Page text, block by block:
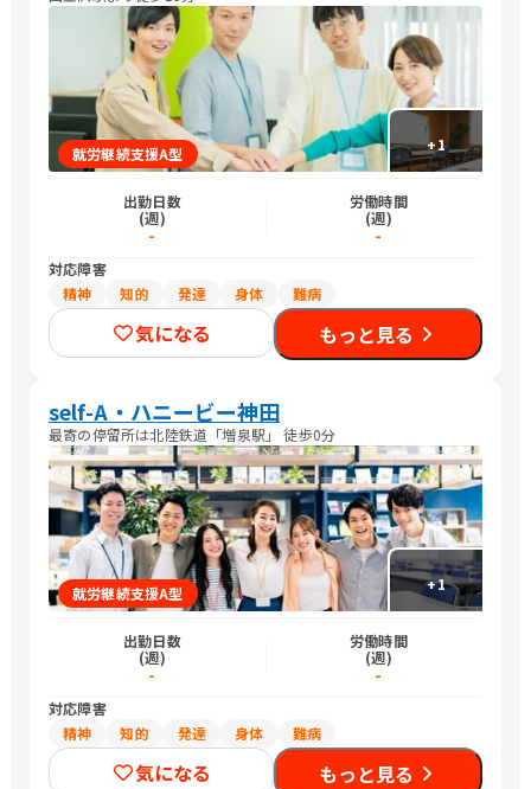
+1
就労継続支援A型
出勤日数
(週)
-
労働時間
(週)
-
対応障害
精神
知的 発達 身体 難病
気になる もっと見る
self-A・ハニービー神田
最寄の停留所は北陸鉄道「増泉駅」 徒歩0分
+1
就労継続支援A型
出勤日数
(週)
-
労働時間
(週)
-
対応障害
精神
知的 発達 身体 難病
気になる もっと見る